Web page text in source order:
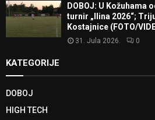
DOBOJ: U Kožuhama
turnir „Ilina 2026“;
Kostajnice (FOTO/
31. Jula 2026. 0
KATEGORIJE
DOBOJ
HIGH TECH